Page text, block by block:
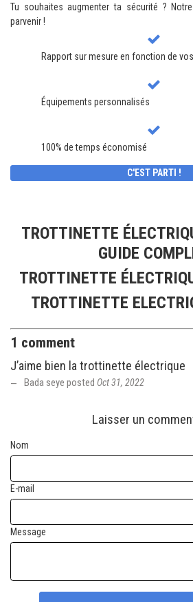
Tu souhaites augmenter ta sécurité ?
parvenir !
Rapport sur mesure en fonction de
Équipements personnalisés
100% de temps économisé
C'EST PARTI !
TROTTINETTE
GUIDE
TROTTINETTE
TROTTINETTE
1 comment
J’aime bien la trottinette électrique
Bada seye posted Oct 31, 2022
Laisser un
Nom
E-mail
Message